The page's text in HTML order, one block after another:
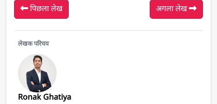
पिछला लेख अगला लेख
लेखक परिचय
Ronak Ghatiya